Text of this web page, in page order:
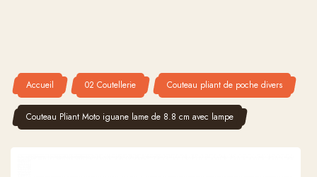
Accueil 02 Coutellerie Couteau pliant de poche divers
Couteau Pliant Moto iguane lame de 8.8 cm avec lampe